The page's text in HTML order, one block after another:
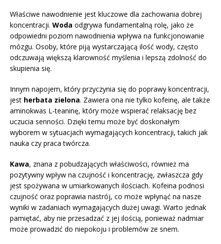
Właściwe nawodnienie jest kluczowe dla zachowania dobrej
koncentracji. Woda odgrywa fundamentalną rolę, jako że
odpowiedni poziom nawodnienia wpływa na funkcjonowanie
mózgu. Osoby, które piją wystarczającą ilość wody, często
odczuwają większą klarowność myślenia i lepszą zdolność do
skupienia się.
Innym napojem, który przyczynia się do poprawy koncentracji,
jest herbata zielona. Zawiera ona nie tylko kofeinę, ale także
aminokwas L-teaninę, który może wspierać relaksację bez
uczucia senności. Dzięki temu może być doskonałym
wyborem w sytuacjach wymagających koncentracji, takich jak
nauka czy praca twórcza.
Kawa, znana z pobudzających właściwości, również ma
pozytywny wpływ na czujność i koncentrację, zwłaszcza gdy
jest spożywana w umiarkowanych ilościach. Kofeina podnosi
czujność oraz poprawia nastrój, co może wpłynąć na nasze
wyniki w zadaniach wymagających dużej uwagi. Warto jednak
pamiętać, aby nie przesadzać z jej ilością, ponieważ nadmiar
może prowadzić do niepokoju i problemów ze snem.